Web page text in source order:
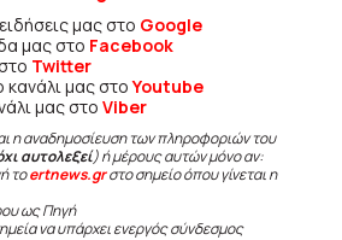
μας στο Google
μας στο Facebook
Twitter
κανάλι μας στοYoutube
μας στο Viber
η αναδημοσίευση των πληροφοριών του
αυτολεξεί) ή μέρους αυτών μόνο αν:
τοertnews.grστο σημείο όπου γίνεται η
ως Πηγή
να υπάρχει ενεργός σύνδεσμος